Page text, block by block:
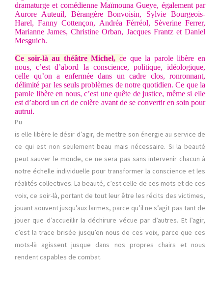
dramaturge et comédienne Maïmouna Gueye, également par
Aurore Auteuil, Bérangère Bonvoisin, Sylvie Bourgeois-
Harel, Fanny Cottençon, Andréa Férréol, Sèverine Ferrer,
Marianne James, Christine Orban, Jacques Frantz et Daniel
Mesguich.
Ce soir-là au théâtre Michel, ce que la parole libère en
nous, c’est d’abord la conscience, politique, idéologique,
celle qu’on a enfermée dans un cadre clos, ronronnant,
délimité par les seuls problèmes de notre quotidien. Ce que la
parole libère en nous, c’est une quête de justice, même si elle
est d’abord un cri de colère avant de se convertir en soin pour
autrui.
Pu
is elle libère le désir d’agir, de mettre son énergie au service de
ce qui est non seulement beau mais nécessaire. Si la beauté
peut sauver le monde, ce ne sera pas sans intervenir chacun à
notre échelle individuelle pour transformer la conscience et les
réalités collectives. La beauté, c’est celle de ces mots et de ces
voix, ce soir-là, portant de tout leur être les récits des victimes,
jouant souvent jusqu’aux larmes, parce qu’il ne s’agit pas tant de
jouer que d’accueillir la déchirure vécue par d’autres. Et l’agir,
c’est la trace brisée jusqu’en nous de ces voix, parce que ces
mots-là agissent jusque dans nos propres chairs et nous
rendent capables de combat.